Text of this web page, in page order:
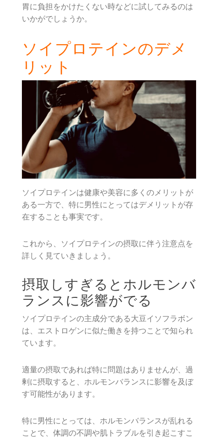
胃に負担をかけたくない時などに試してみるのは
いかがでしょうか。
ソイプロテインのデメ
リット
ソイプロテインは健康や美容に多くのメリットが
ある一方で、特に男性にとってはデメリットが存
在することも事実です。
これから、ソイプロテインの摂取に伴う注意点を
詳しく見ていきましょう。
摂取しすぎるとホルモンバ
ランスに影響がでる
ソイプロテインの主成分である大豆イソフラボン
は、エストロゲンに似た働きを持つことで知られ
ています。
適量の摂取であれば特に問題はありませんが、過
剰に摂取すると、ホルモンバランスに影響を及ぼ
す可能性があります。
特に男性にとっては、ホルモンバランスが乱れる
ことで、体調の不調や肌トラブルを引き起こすこ